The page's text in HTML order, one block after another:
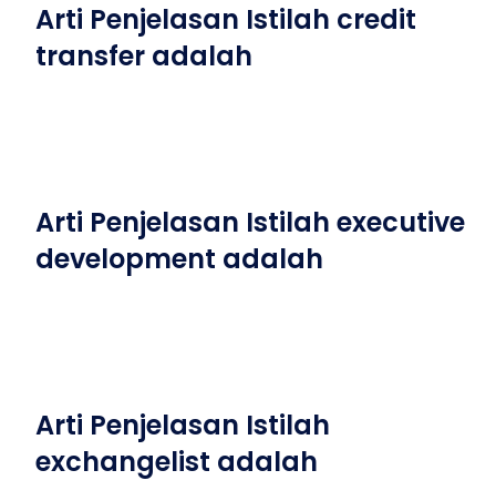
Arti Penjelasan Istilah credit
transfer adalah
Arti Penjelasan Istilah executive
development adalah
Arti Penjelasan Istilah
exchangelist adalah